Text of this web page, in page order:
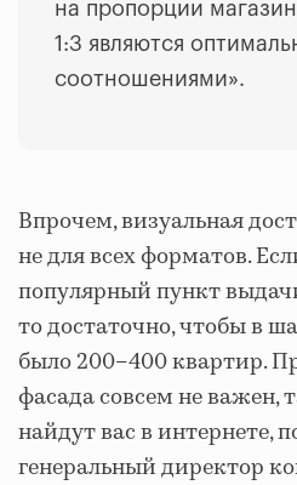
на пропорции
1:3 являются
соотношениями».
Впрочем, визуальная
не для всех форматов.
популярный пункт
то достаточно, чтобы в
было 200–400 квартир.
фасада совсем не важен,
найдут вас в интернете,
генеральный директор